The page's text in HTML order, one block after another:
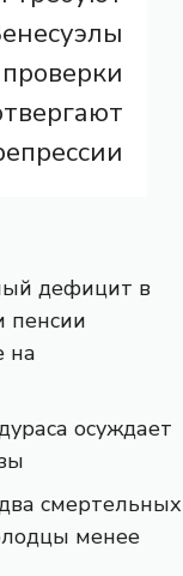
дефицит в
пенсии
на
осуждает
смертельных
менее